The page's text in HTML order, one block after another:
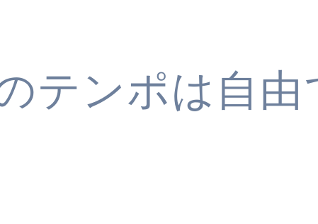
テンポは自由